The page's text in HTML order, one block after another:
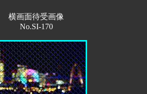
横画面待受画像
No.SI-170